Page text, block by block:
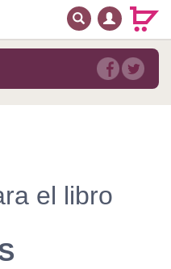
BUSCAR
el libro